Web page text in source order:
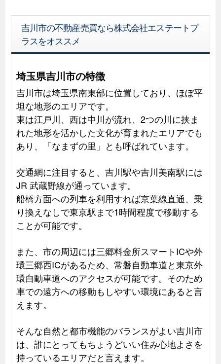
吉川市の不動産売買なら株式会社エステートプ
ラスをオススメ
埼玉県吉川市の特徴
吉川市は埼玉県南東部に位置しており、ほぼ平
坦な地形のエリアです。
東は江戸川、西は中川が流れ、2つの川に挟ま
れた地形を活かした文化が育まれたエリアでも
あり、「なまずの里」とも呼ばれています。
交通網に注目すると、吉川駅や吉川美南駅には
JR 武蔵野線が通っています。
船橋方面への列車を利用すれば京葉線直通、乗
り換えなしで東京駅まで1時間程度で移動する
ことが可能です。
また、市の周辺には三郷料金所スマートICや外
環三郷西ICがあるため、常磐自動車道と東京外
環自動車道へのアクセスが可能です。そのため
車での遠方への移動もしやすい環境にあると言
えます。
そんな自然と都市機能のバランスがよい吉川市
は、誰にとってもちょうどいい住み心地よさを
持っているエリアだと言えます。